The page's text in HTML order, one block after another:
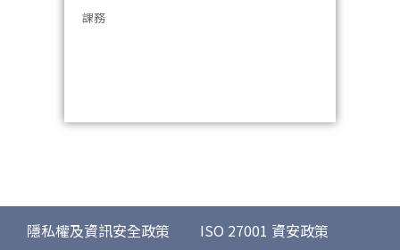
課務
隱私權及資訊安全政策 ISO 27001 資安政策